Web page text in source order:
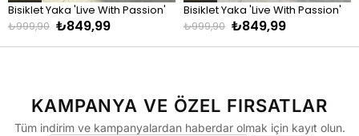
72 - 77 kg 31
78 - 82 kg 32
34
94 - 110 kg 36
Bisiklet Yaka 'Live With Passion'
Baskılı Sweatshirt Beyaz
₺849,99
₺999,90
Bisiklet Yaka 'Live With Passion'
Baskılı Sweatshirt Yeşil
₺849,99
₺999,90
KAMPANYA VE ÖZEL FIRSATLAR
Tüm indirim ve kampanyalardan haberdar olmak için kayıt olun.